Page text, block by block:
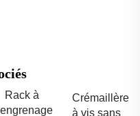
Rack à
engrenage
Crémaillère
à vis sans